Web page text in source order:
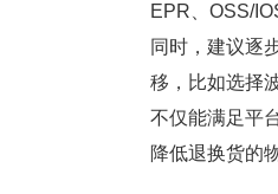
EPR、OSS/
同时，建议逐
移，比如选择
不仅能满足平
降低退换货的